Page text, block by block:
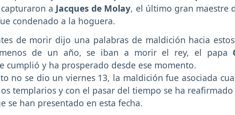
a Jacques de Molay, el último gran maestre
condenado a la hoguera.
de morir dijo una palabras de maldición hacia
de un año, se iban a morir el rey, el papa
cumplió y ha prosperado desde ese momento.
no se dio un viernes 13, la maldición fue asociada
templarios y con el pasar del tiempo se ha
se han presentado en esta fecha.